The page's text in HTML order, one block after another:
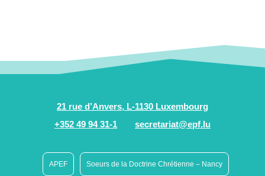
21 rue d’Anvers, L-1130 Luxembourg
+352 49 94 31-1
secretariat@epf.lu
APEF Soeurs de la Doctrine Chrétienne – Nancy